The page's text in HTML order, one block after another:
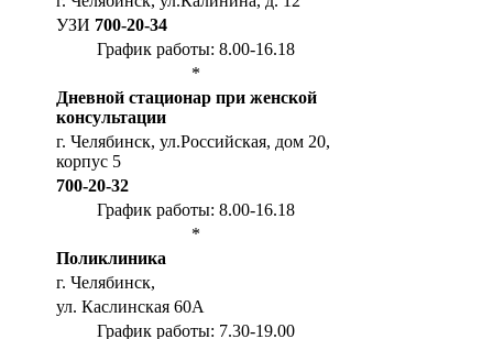
УЗИ 700-20-34
График работы: 8.00-16.18
*
Дневной стационар при женской
консультации
г. Челябинск, ул.Российская, дом 20,
корпус 5
700-20-32
График работы: 8.00-16.18
*
Поликлиника
г. Челябинск,
ул. Каслинская 60А
График работы: 7.30-19.00